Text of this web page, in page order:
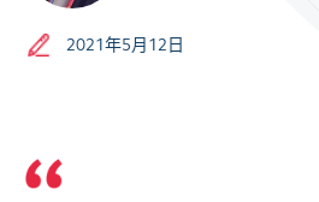
2021年5月12日